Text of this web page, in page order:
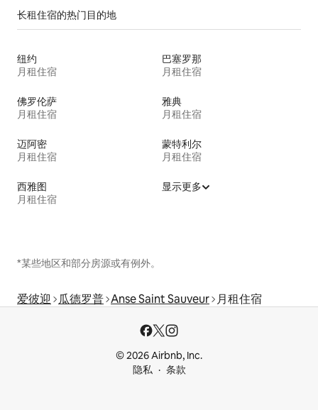
长租住宿的热门目的地
纽约
月租住宿
巴塞罗那
月租住宿
佛罗伦萨
月租住宿
雅典
月租住宿
迈阿密
月租住宿
蒙特利尔
月租住宿
西雅图
月租住宿
显示更多
*某些地区和部分房源或有例外。
爱彼迎 瓜德罗普 Anse Saint Sauveur 月租住宿
© 2026 Airbnb, Inc.
隐私
条款